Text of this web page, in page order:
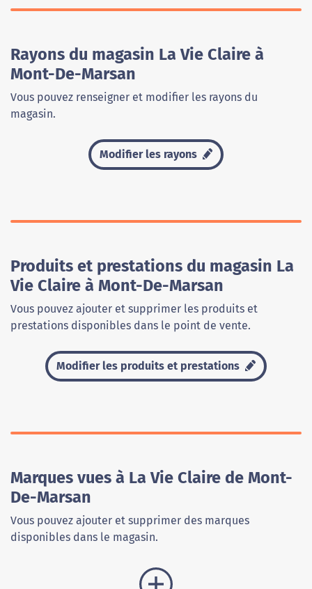
Rayons du magasin La Vie Claire à
Mont-De-Marsan
Vous pouvez renseigner et modifier les rayons du
magasin.
Modifier les rayons
Produits et prestations du magasin La
Vie Claire à Mont-De-Marsan
Vous pouvez ajouter et supprimer les produits et
prestations disponibles dans le point de vente.
Modifier les produits et prestations
Marques vues à La Vie Claire de Mont-
De-Marsan
Vous pouvez ajouter et supprimer des marques
disponibles dans le magasin.